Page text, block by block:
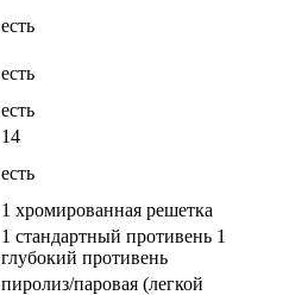
есть
есть
есть
14
есть
1 хромированная решетка
1 стандартный противень 1
глубокий противень
пиролиз/паровая (легкой